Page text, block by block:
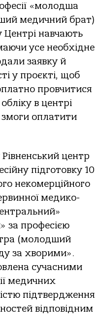
«молодша
медичний брат)
навчають
усе необхідне
заявку й
у проєкті, щоб
провчитися
в центрі
оплатити
центр
підготовку 10
некомерційного
медико-
за професією
(молодший
за хворими».
сучасними
медичних
підтвердження
відповідним